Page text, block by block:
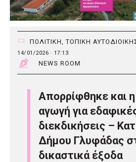
ΠΟΛΙΤΙΚΗ ,ΤΟΠΙΚΗ
14/01/2026 · 17:13
NEWS ROOM
Απορρίφθηκε και
αγωγή για
διεκδικήσεις –
Δήμου Γλυφάδας
δικαστικά έξοδα